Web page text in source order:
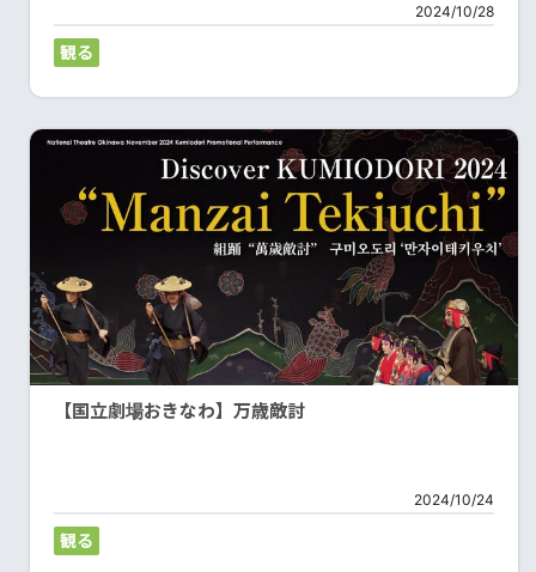
2024/10/28
観る
【国立劇場おきなわ】万歳敵討
2024/10/24
観る